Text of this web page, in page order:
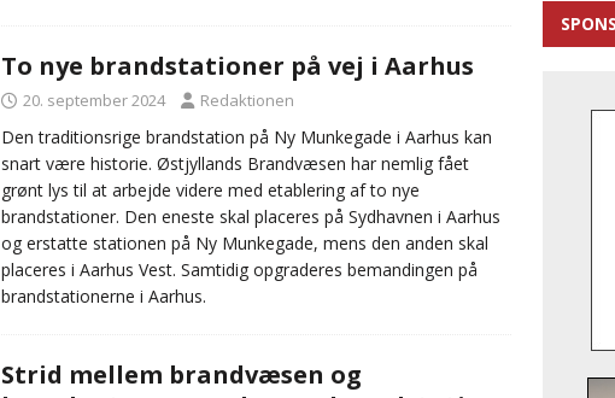
To nye brandstationer på vej i Aarhus
20. september 2024 Redaktionen
Den traditionsrige brandstation på Ny Munkegade i Aarhus kan
snart være historie. Østjyllands Brandvæsen har nemlig fået
grønt lys til at arbejde videre med etablering af to nye
brandstationer. Den eneste skal placeres på Sydhavnen i Aarhus
og erstatte stationen på Ny Munkegade, mens den anden skal
placeres i Aarhus Vest. Samtidig opgraderes bemandingen på
brandstationerne i Aarhus.
Strid mellem brandvæsen og